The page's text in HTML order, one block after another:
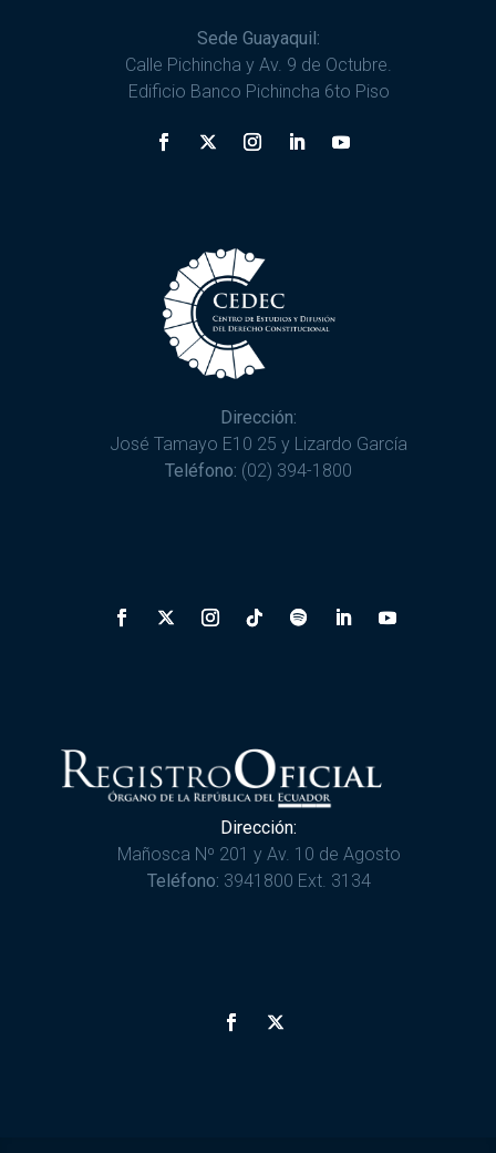
Sede Guayaquil:
Calle Pichincha y Av. 9 de Octubre.
Edificio Banco Pichincha 6to Piso
Dirección:
José Tamayo E10 25 y Lizardo García
Teléfono: (02) 394-1800
Dirección:
Mañosca Nº 201 y Av. 10 de Agosto
Teléfono: 3941800 Ext. 3134